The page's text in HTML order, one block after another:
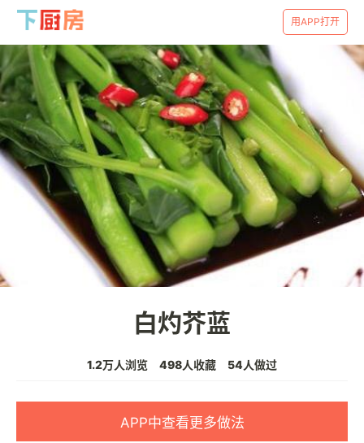
用APP打开
白灼芥蓝
1.2万人浏览 498人收藏 54人做过
APP中查看更多做法